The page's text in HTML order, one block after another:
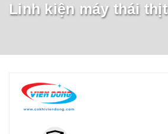
Linh kiện máy thái thịt
THIẾT BỊ NHÀ BẾP CAO CẤP